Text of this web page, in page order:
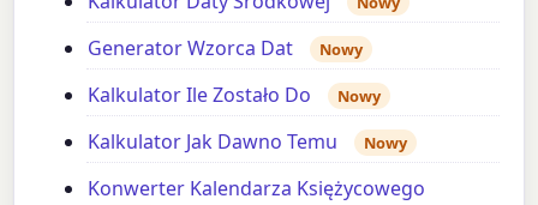
Generator Wzorca Dat Nowy
Kalkulator Ile Zostało Do Nowy
Kalkulator Jak Dawno Temu Nowy
Konwerter Kalendarza Księżycowego